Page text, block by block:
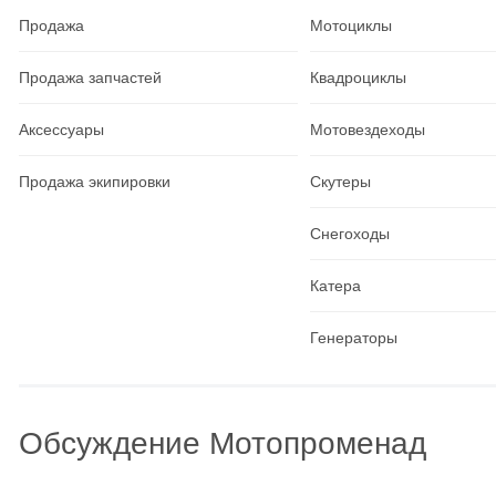
Продажа
Продажа запчастей
Аксессуары
Продажа экипировки
Мотоциклы
Квадроциклы
Мотовездеходы
Скутеры
Снегоходы
Катера
Генераторы
Обсуждение Мотопроменад